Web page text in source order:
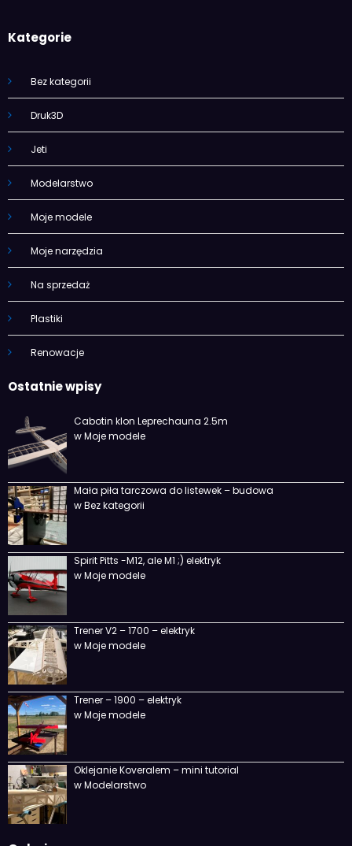
Kategorie
Bez kategorii
Druk3D
Jeti
Modelarstwo
Moje modele
Moje narzędzia
Na sprzedaż
Plastiki
Renowacje
Ostatnie wpisy
Cabotin klon Leprechauna 2.5m
w Moje modele
Mała piła tarczowa do listewek – budowa
w Bez kategorii
Spirit Pitts -M12, ale M1 ;) elektryk
w Moje modele
Trener V2 – 1700 – elektryk
w Moje modele
Trener – 1900 – elektryk
w Moje modele
Oklejanie Koveralem – mini tutorial
w Modelarstwo